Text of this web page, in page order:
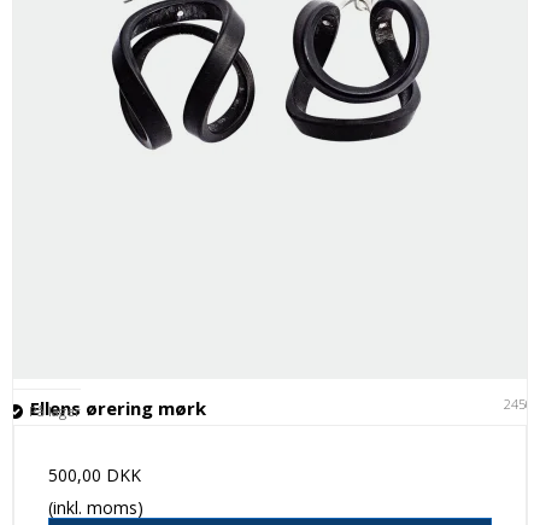
Ellens ørering mørk 2450
På lager
500,00 DKK
(inkl. moms)